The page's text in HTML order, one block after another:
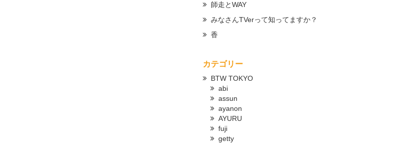
師走とWAY
みなさんTVerって知ってますか？
香
カテゴリー
BTW TOKYO
abi
assun
ayanon
AYURU
fuji
getty